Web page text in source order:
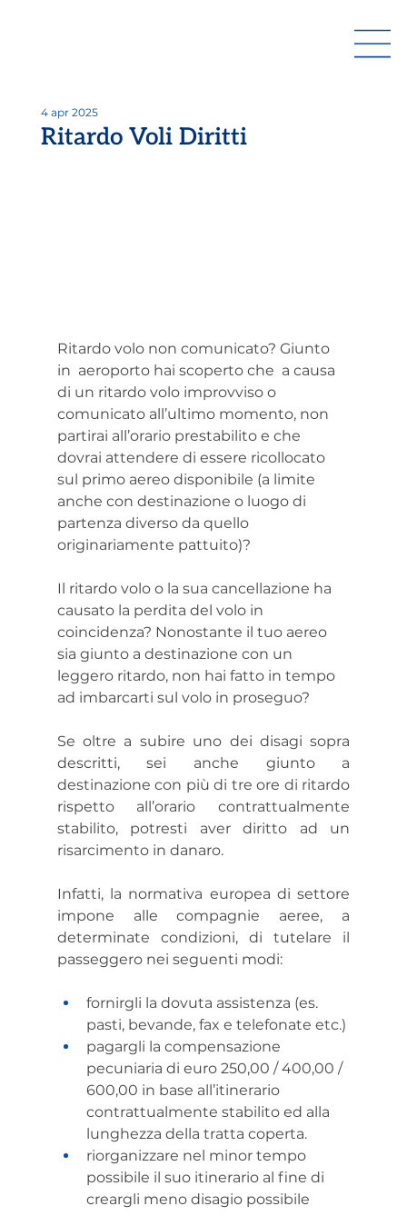
Ritardo Voli Diritti
4 apr 2025
Ritardo volo non comunicato? Giunto
in  aeroporto hai scoperto che  a causa
di un ritardo volo improvviso o
comunicato all’ultimo momento, non
partirai all’orario prestabilito e che
dovrai attendere di essere ricollocato
sul primo aereo disponibile (a limite
anche con destinazione o luogo di
partenza diverso da quello
originariamente pattuito)?
Il ritardo volo o la sua cancellazione ha
causato la perdita del volo in
coincidenza? Nonostante il tuo aereo
sia giunto a destinazione con un
leggero ritardo, non hai fatto in tempo
ad imbarcarti sul volo in proseguo?
Se oltre a subire uno dei disagi sopra
descritti, sei anche giunto a
destinazione con più di tre ore di ritardo
rispetto all’orario contrattualmente
stabilito, potresti aver diritto ad un
risarcimento in danaro.
Infatti, la normativa europea di settore
impone alle compagnie aeree, a
determinate condizioni, di tutelare il
passeggero nei seguenti modi:
fornirgli la dovuta assistenza (es.
pasti, bevande, fax e telefonate etc.)
pagargli la compensazione
pecuniaria di euro 250,00 / 400,00 /
600,00 in base all’itinerario
contrattualmente stabilito ed alla
lunghezza della tratta coperta.
riorganizzare nel minor tempo
possibile il suo itinerario al fine di
creargli meno disagio possibile